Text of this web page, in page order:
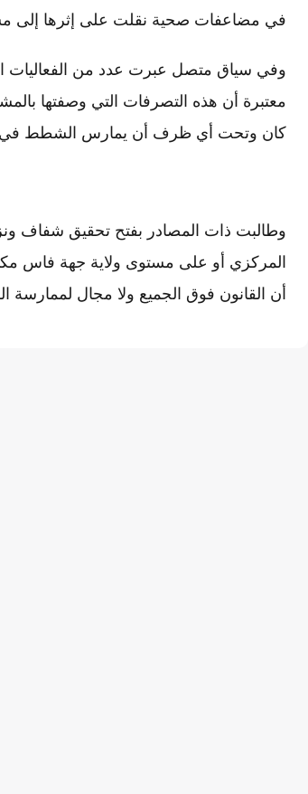
في مضاعفات صحية نقلت على إثرها إلى
وفي سياق متصل عبرت عدد من الفعاليات
معتبرة أن هذه التصرفات التي وصفتها
كان وتحت أي ظرف أن يمارس الشطط في
وطالبت ذات المصادر بفتح تحقيق شفاف
المركزي أو على مستوى ولاية جهة فاس
أن القانون فوق الجميع ولا مجال